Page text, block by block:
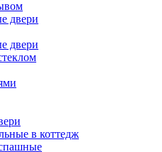
двери
двери
в коттедж